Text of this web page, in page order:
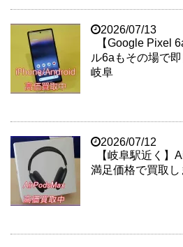
2026/07/13
【Google Pixel
ル6aもその場で
岐阜
2026/07/12
【岐阜駅近く】
満足価格で買取し